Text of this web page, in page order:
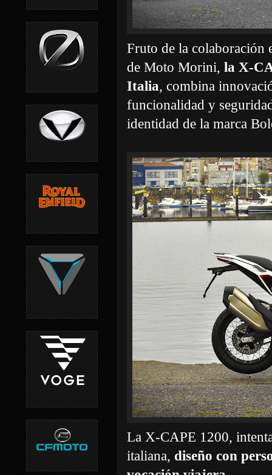
Fruto de la colaboración
de Moto Morini, la X-
Italia, combina
funcionalidad y
identidad de la marca
La X-CAPE 1200,
italiana, diseño con